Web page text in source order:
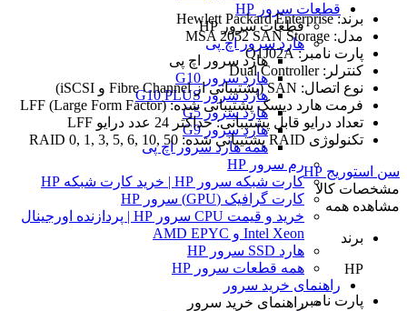
قطعات سرور HP
قطعات سرور HP
هارد سرور اچ پی
هارد سرور اچ پی
هارد سرور G10
هارد سرور G10 PLUS
هارد سرور G5
هارد سرور G9
همه هارد سرور اچ پی
رم سرور HP
کارت شبکه سرور HP | خرید کارت شبکه HP
کارت گرافیک (GPU) سرور HP
خرید و قیمت CPU سرور HP | پردازنده اورجینال
Intel Xeon و AMD EPYC
هارد SSD سرور HP
همه قطعات سرور HP
راهنمای خرید سرور
راهنمای خرید سرور
برند: Hewlett Packard Enterprise
مدل: MSA 2052 SAN Storage
پارت نامبر: Q1J02A
کنترلر: Dual Controller
نوع اتصال: SAN (پشتیبانی از Fibre Channel و iSCSI)
فرمت هارد دیسک پشتیبانی شده: LFF (Large Form Factor)
تعداد درایو قابل پشتیبانی: حداکثر 24 عدد درایو LFF
تکنولوژی RAID پشتیبانی شده: RAID 0, 1, 3, 5, 6, 10, 50
سن استوریج HP
مشخصات کالا
مشاهده همه
برند
HP
پارت نامبر